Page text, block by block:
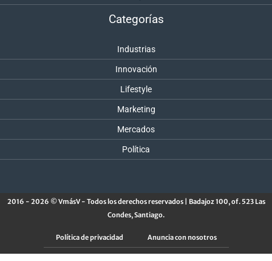
Categorías
Industrias
Innovación
Lifestyle
Marketing
Mercados
Política
2016 - 2026 © VmásV - Todos los derechos reservados | Badajoz 100, of. 523 Las
Condes, Santiago.
Política de privacidad Anuncia con nosotros